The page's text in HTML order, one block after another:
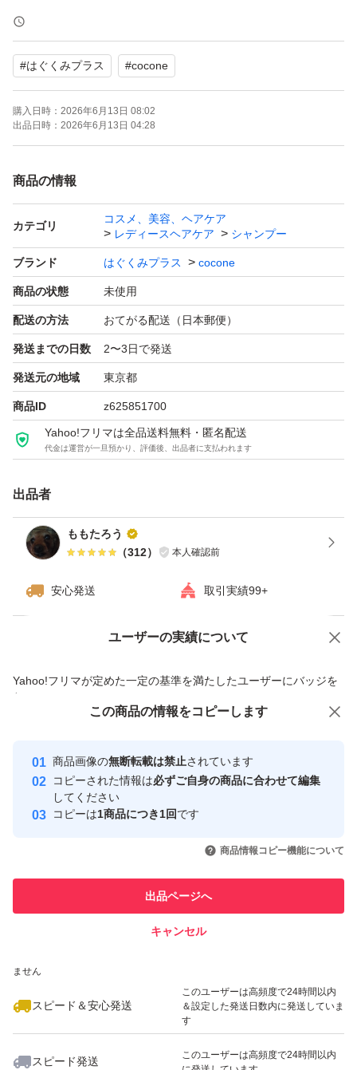
#はぐくみプラス #cocone
購入日時： 2026年6月13日 08:02
出品日時： 2026年6月13日 04:28
商品の情報
カテゴリ
コスメ、美容、ヘアケア
レディースヘアケア
シャンプー
ブランド はぐくみプラス cocone
商品の状態 未使用
配送の方法 おてがる配送（日本郵便）
発送までの日数 2〜3日で発送
発送元の地域 東京都
商品ID z625851700
Yahoo!フリマは全品送料無料・匿名配送
代金は運営が一旦預かり、評価後、出品者に支払われます
出品者
ももたろう
（312） 本人確認前
安心発送 取引実績99+
ユーザーの実績について
Yahoo!フリマが定めた一定の基準を満たしたユーザーにバッジを
付与しています
安心取引出品者
心・安全なユーザーです
取引実績
引を完了させた実績があります
での取引実績があります
ません
スピード＆安心発送
このユーザーは高頻度で24時間以内
＆設定した発送日数内に発送していま
す
スピード発送
このユーザーは高頻度で24時間以内
価格の相談 商品への質問
この商品の情報をコピーします
商品画像の無断転載は禁止されています
コピーされた情報は必ずご自身の商品に合わせて編集
してください
コピーは1商品につき1回です
商品情報コピー機能について
出品ページへ
キャンセル
この商品をみている人にオススメ